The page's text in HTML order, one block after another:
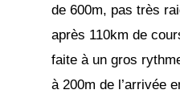
de 600m, pas très
après 110km de
faite à un gros
à 200m de l’arrivée